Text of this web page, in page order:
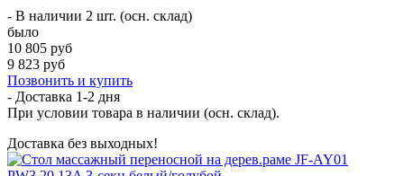
- В наличии 2 шт. (осн. склад)
было
10 805 руб
9 823 руб
Позвонить и купить
- Доставка 1-2 дня
При условии товара в наличии (осн. склад).
Доставка без выходных!